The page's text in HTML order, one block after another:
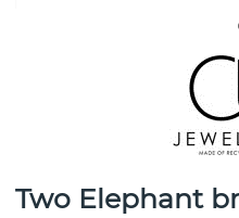
Two Elephant